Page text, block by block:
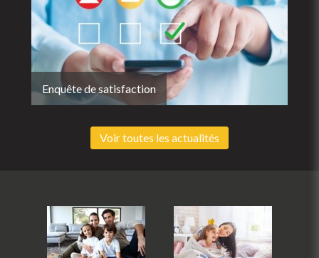
Enquête de satisfaction
Voir toutes les actualités